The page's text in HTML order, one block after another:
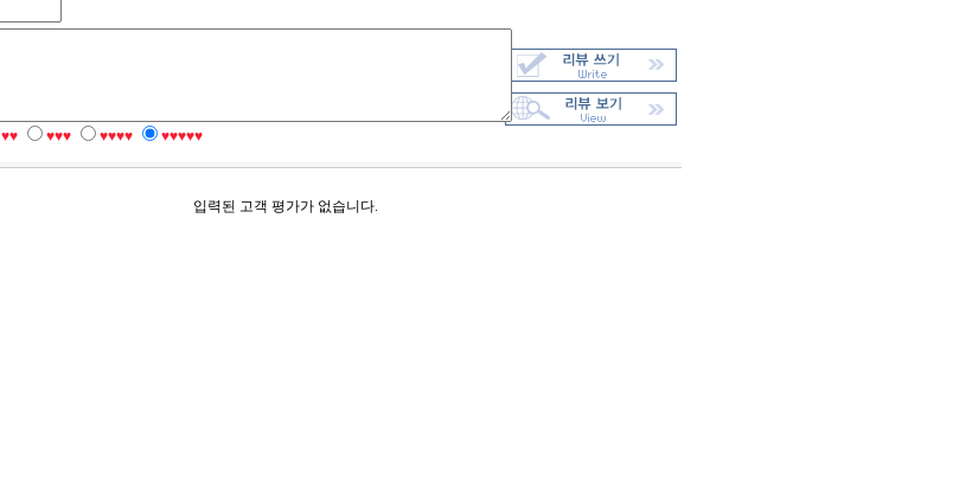
♥♥ ♥♥♥ ♥♥♥♥ ♥♥♥♥♥
입력된 고객 평가가 없습니다.